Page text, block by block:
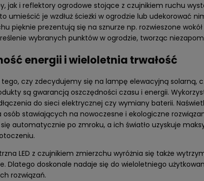
jak i reflektory ogrodowe stojące z czujnikiem ruchu
umieścić je wzdłuż ścieżki w ogrodzie lub udekorować
pięknie prezentują się na sznurze np. rozwieszone
wybranych punktów w ogrodzie, tworząc
energii i wieloletnia trwałość
tego, czy zdecydujemy się na lampę elewacyjną solarną,
są gwarancją oszczędności czasu i energii.
do sieci elektrycznej czy wymiany baterii.
stawiających na nowoczesne i ekologiczne
się automatycznie po zmroku, a ich światło uzyskuje
LED z czujnikiem zmierzchu wyróżnia się także
Dlatego doskonale nadaje się do wieloletniego
rozwiązań.